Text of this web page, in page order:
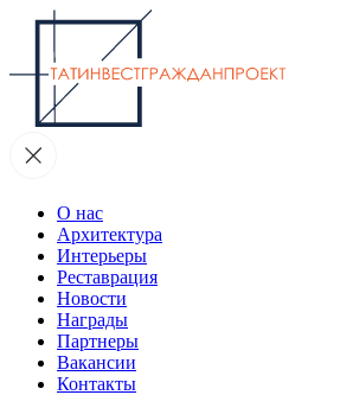
О нас
Архитектура
Интерьеры
Реставрация
Новости
Награды
Партнеры
Вакансии
Контакты